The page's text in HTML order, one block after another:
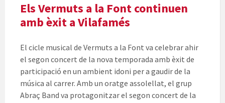
Els Vermuts a la Font continuen
amb èxit a Vilafamés
El cicle musical de Vermuts a la Font va celebrar ahir
el segon concert de la nova temporada amb èxit de
participació en un ambient idoni per a gaudir de la
música al carrer. Amb un oratge assolellat, el grup
Abraç Band va protagonitzar el segon concert de la